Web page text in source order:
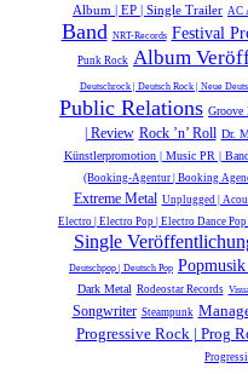
Album | EP | Single Trailer AC
Band NRT-Records Festival
Punk Rock Album
Deutschrock | Deutsch Rock | Neue
Public Relations Groove
| Review Rock ’n’ Roll Dr.
Künstlerpromotion | Music PR |
(Booking-Agentur | Booking
Extreme Metal Unplugged |
Electro | Electro Pop | Electro Dance
Single
Deutschpop | Deutsch Pop
Dark Metal Rodeostar Records
Songwriter Steampunk
Progressive Rock | Prog